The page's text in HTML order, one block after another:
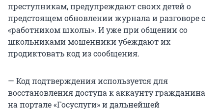
преступникам, предупреждают своих детей о
предстоящем обновлении журнала и разговоре с
«работником школы». И уже при общении со
школьниками мошенники убеждают их
продиктовать код из сообщения.
— Код подтверждения используется для
восстановления доступа к аккаунту гражданина
на портале «Госуслуги» и дальнейшей